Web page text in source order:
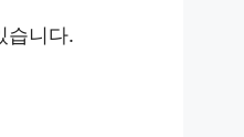
습니다.